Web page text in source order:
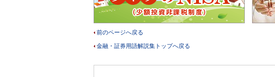
前のページへ戻る
金融・証券用語解説集トップへ戻る